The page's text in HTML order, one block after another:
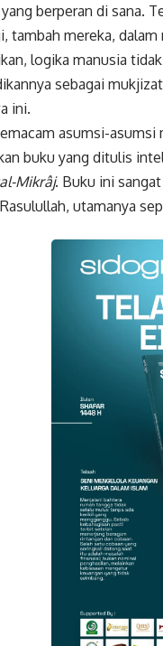
berperan di sana.
tambah mereka,
logika manusia
sebagai
ini.
asumsi-
buku yang ditulis
Mikrâj. Buku ini
utamanya
Gmail